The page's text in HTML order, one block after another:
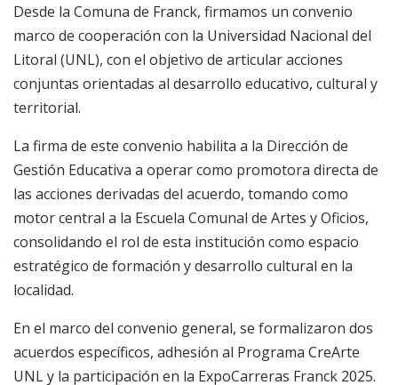
Desde la Comuna de Franck, firmamos un convenio
marco de cooperación con la Universidad Nacional del
Litoral (UNL), con el objetivo de articular acciones
conjuntas orientadas al desarrollo educativo, cultural y
territorial.
La firma de este convenio habilita a la Dirección de
Gestión Educativa a operar como promotora directa de
las acciones derivadas del acuerdo, tomando como
motor central a la Escuela Comunal de Artes y Oficios,
consolidando el rol de esta institución como espacio
estratégico de formación y desarrollo cultural en la
localidad.
En el marco del convenio general, se formalizaron dos
acuerdos específicos, adhesión al Programa CreArte
UNL y la participación en la ExpoCarreras Franck 2025.